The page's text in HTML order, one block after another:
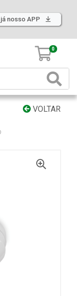
nosso APP
0
VOLTAR